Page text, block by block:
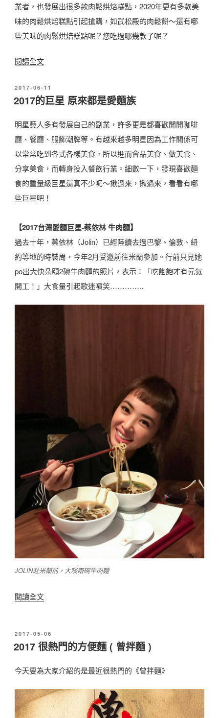
業者，也發展出很多款肉鬆烘焙糕點，2020年更有多款美
味的肉鬆烘焙糕點引起搶購，如武松殿的肉鬆餅～還有哪
些美味的肉鬆烘焙糕點呢？您吃過哪幾款了呢？
閱讀全文〈
0
2
0
台
灣
鬆
糕
推
排
行
榜
大
必
買
肉
鬆
糕
名
店
整
2
0
0
台
發
佈
於
2017-06-11
2017的巨星 原來都是愛麵族
明星藝人多有發展自己的副業，許多更是都喜歡開開咖啡
廳、餐廳、服飾潮牌等。有越來越多明星因為工作關係可
以常常吃到各式各樣美食，所以進而會品美食、做美食、
分享美食，而轉身投入餐飲行業。細數一下，發現喜歡麵
食的重量級巨星還真不少呢～揪過來，揪過來，看看有哪
些巨星吧！
【2017台灣愛麵巨星-蔡依林 牛肉麵】
過去十年，蔡依林（Jolin）已經陸續去過巴黎、倫敦、紐
約等地的時裝周，今年2月受邀前往米蘭參加。行前只見她
po出大快朵頤2碗牛肉麵的照片，表示：「吃飽飽才有元氣
開工！」大食量引起歌迷噴笑…………..
JOLIN赴米蘭前，大啖兩碗牛肉麵
閱讀全文〈
1
7
的
星
發
佈
於
2017-05-06
2017 很熱門的方便麵 ( 曾拌麵 )
今天要為大家介紹的是最近很熱門的《曾拌麵》